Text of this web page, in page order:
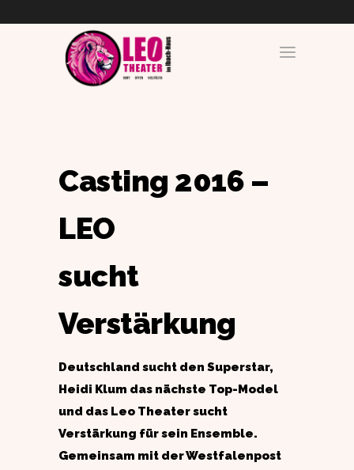
Casting 2016 –
LEO
sucht
Verstärkung
Deutschland sucht den Superstar,
Heidi Klum das nächste Top-Model
und das Leo Theater sucht
Verstärkung für sein Ensemble.
Gemeinsam mit der Westfalenpost